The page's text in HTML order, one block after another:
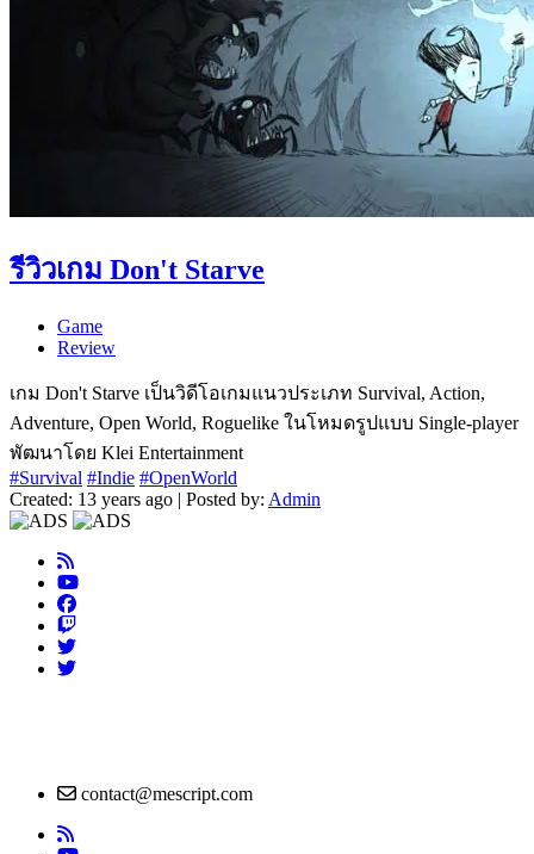
รีวิวเกม Don't Starve
Game
Review
เกม Don't Starve เป็นวิดีโอเกมแนวประเภท Survival, Action,
Adventure, Open World, Roguelike ในโหมดรูปแบบ Single-player
พัฒนาโดย Klei Entertainment
#Survival #Indie #OpenWorld
Created: 13 years ago | Posted by: Admin
contact@mescript.com